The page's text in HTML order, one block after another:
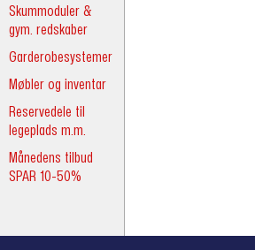
Skummoduler &
gym. redskaber
Garderobesystemer
Møbler og inventar
Reservedele til
legeplads m.m.
Månedens tilbud
SPAR 10-50%